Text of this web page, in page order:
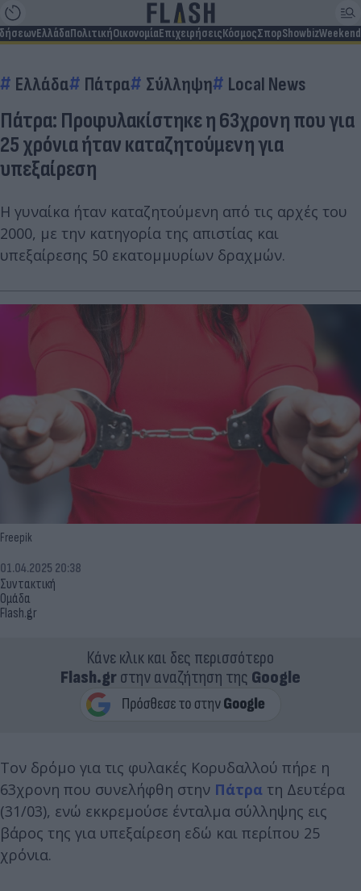
ΕλλάδαΠολιτικήΟικονομίαΕπιχειρήσειςΚόσμοςΣπορShowbizWeekend
Ελλάδα Πάτρα Σύλληψη Local News
Πάτρα: Προφυλακίστηκε η 63χρονη που για
25 χρόνια ήταν καταζητούμενη για
υπεξαίρεση
Η γυναίκα ήταν καταζητούμενη από τις αρχές του
2000, με την κατηγορία της απιστίας και
υπεξαίρεσης 50 εκατομμυρίων δραχμών.
Freepik
Συντακτική
Ομάδα
Flash.gr
01.04.2025 20:38
Κάνε κλικ και δες περισσότερο
Flash.grστην αναζήτηση της Google
Τον δρόμο για τις φυλακές Κορυδαλλού πήρε η
63χρονη που συνελήφθη στην Πάτρα τη Δευτέρα
(31/03), ενώ εκκρεμούσε ένταλμα σύλληψης εις
βάρος της για υπεξαίρεση εδώ και περίπου 25
χρόνια.